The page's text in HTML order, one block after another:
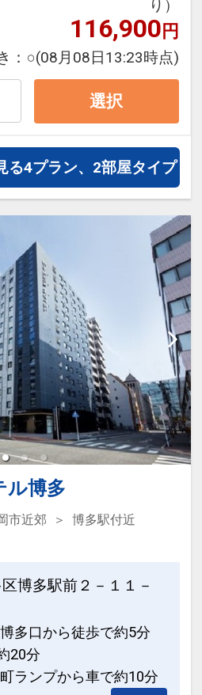
ース番号：DP-2-
のアメニティ（枕・パ
・タオル等）はついて
、有料で貸出・販売い
ます。
ドはございませんの
。
しのプランです。
方は、朝食付プランを
ェックインの際フロ
みください。
※添い寝の方は無料
1月25日～2027年6月
ス番号：DP-2-
り）
116,900円
： ○(08月08日13:23時点)
選択
る4プラン、2部屋タイプ
ル博多
市近郊
博多駅付近
博多駅前２－１１－
多口から徒歩で約5分
20分
ランプから車で約10分